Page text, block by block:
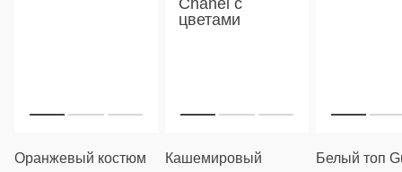
Оранжевый костюм
Кашемировый
Белый топ